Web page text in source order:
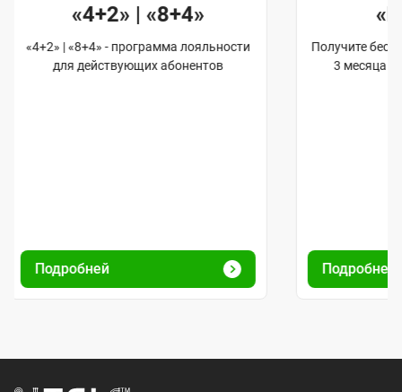
«4+2» | «8+4»
«4+2» | «8+4» - программа лояльности
для действующих абонентов
Подробней
Получите
3 месяца
Подробней